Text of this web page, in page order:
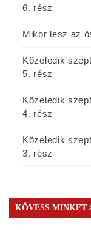
6. rész
Mikor lesz az
Közeledik
5. rész
Közeledik
4. rész
Közeledik
3. rész
KÖVESS MINKET